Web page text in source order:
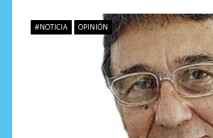
e#NOTICIA OPINIÓN